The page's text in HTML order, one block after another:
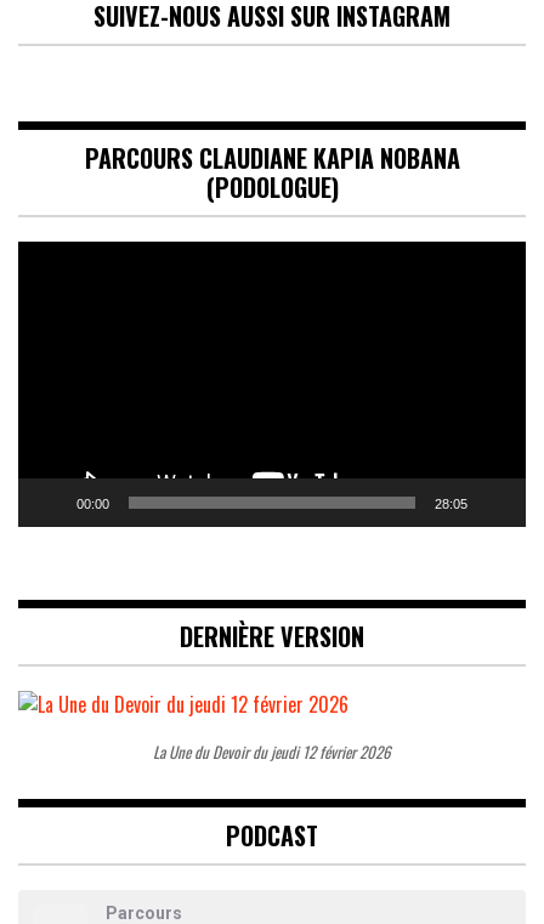
SUIVEZ-NOUS AUSSI SUR INSTAGRAM
PARCOURS CLAUDIANE KAPIA NOBANA
(PODOLOGUE)
00:00 28:05
DERNIÈRE VERSION
La Une du Devoir du jeudi 12 février 2026
PODCAST
Parcours